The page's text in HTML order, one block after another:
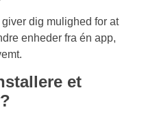
dig mulighed for at
enheder fra én app,
et